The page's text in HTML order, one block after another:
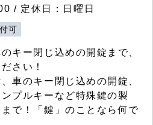
/ 定休日：日曜日
可
キー閉じ込めの開錠まで、
さい！
車のキー閉じ込めの開錠、
プルキーなど特殊鍵の製
で！「鍵」のことなら何で